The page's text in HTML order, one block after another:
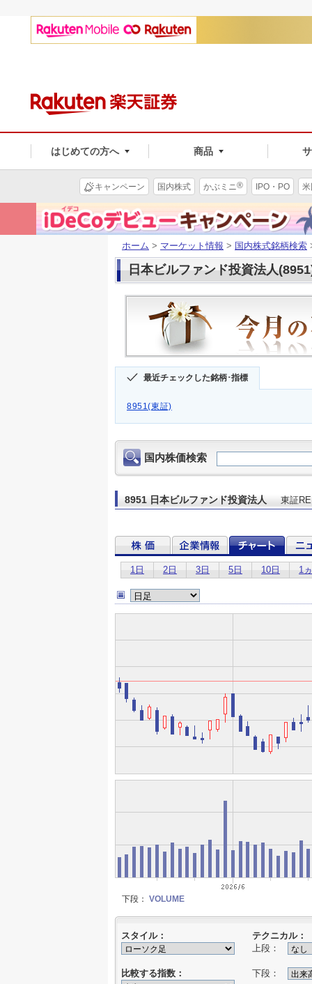
はじめての方へ 商品
キャンペーン 国内株式 かぶミニ® IPO・PO
ホーム > マーケット情報 > 国内株式銘柄検索
日本ビルファンド投資法人
最近チェックした銘柄･指標
8951(東証)